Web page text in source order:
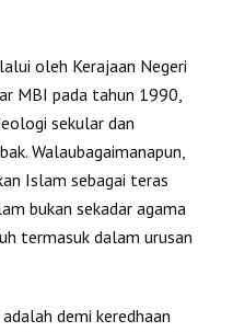
oleh Kerajaan Negeri
MBI pada tahun 1990,
sekular dan
Walaubagaimanapun,
Islam sebagai teras
bukan sekadar agama
termasuk dalam urusan
demi keredhaan